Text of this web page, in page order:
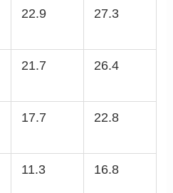
22.9 27.3
21.7 26.4
17.7 22.8
11.3 16.8